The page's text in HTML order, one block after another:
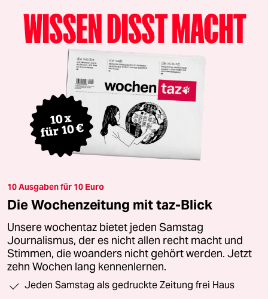
10 Ausgaben für 10 Euro
Die Wochenzeitung mit taz-Blick
Unsere wochentaz bietet jeden Samstag
Journalismus, der es nicht allen recht macht und
Stimmen, die woanders nicht gehört werden. Jetzt
zehn Wochen lang kennenlernen.
Jeden Samstag als gedruckte Zeitung frei Haus